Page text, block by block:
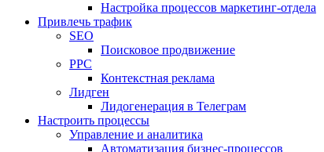
Настройка процессов маркетинг-отдела
Привлечь трафик
SEO
Поисковое продвижение
PPC
Контекстная реклама
Лидген
Лидогенерация в Телеграм
Настроить процессы
Управление и аналитика
Автоматизация бизнес-процессов